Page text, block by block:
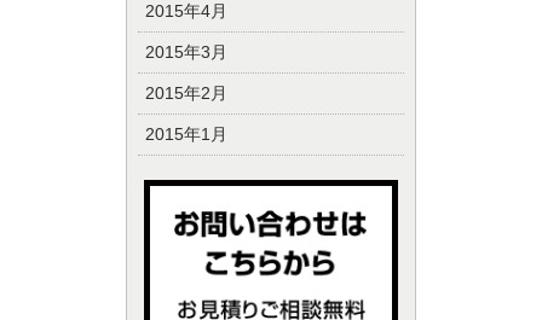
2015年4月
2015年3月
2015年2月
2015年1月